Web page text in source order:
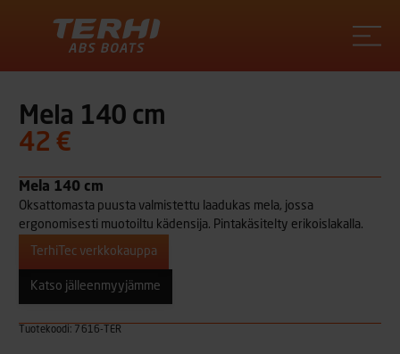
Mela 140 cm
42 €
Mela 140 cm
Oksattomasta puusta valmistettu laadukas mela, jossa
ergonomisesti muotoiltu kädensija. Pintakäsitelty erikoislakalla.
TerhiTec verkkokauppa
Katso jälleenmyyjämme
Tuotekoodi: 7616-TER